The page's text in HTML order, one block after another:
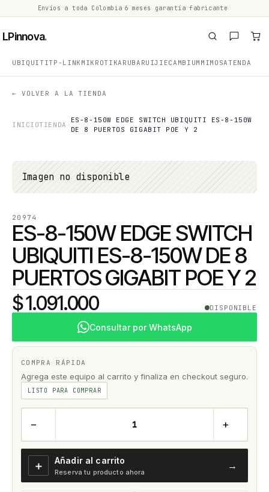
Envíos a toda Colombia 6 meses garantía fabricante
LPinnova.
UBIQUITITP-LINK MIKROTIKARUBA RUIJIECAMBIUM MIMOSATENDA
← VOLVER A LA TIENDA
INICIOTIENDA
ES-8-150W EDGE SWITCH UBIQUITI ES-8-150W
DE 8 PUERTOS GIGABIT POE Y 2
Imagen no disponible
20974
ES-8-150W EDGE SWITCH
UBIQUITI ES-8-150W DE 8
PUERTOS GIGABIT POE Y 2
$ 1.091.000 DISPONIBLE
Consultar por WhatsApp
COMPRA RÁPIDA
Agrega este equipo al carrito y finaliza en checkout seguro.
LISTO PARA COMPRAR
− +
＋ Añadir al carrito
Reserva tu producto ahora
→